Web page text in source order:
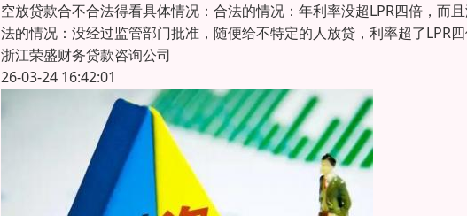
空放贷款合不合法得看具体情况：合法的情况：年利率没超LPR四倍，而
法的情况：没经过监管部门批准，随便给不特定的人放贷，利率超了LPR
浙江荣盛财务贷款咨询公司
26-03-24 16:42:01